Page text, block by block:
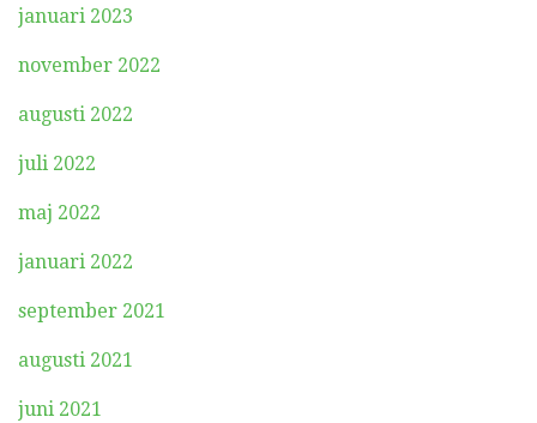
januari 2023
november 2022
augusti 2022
juli 2022
maj 2022
januari 2022
september 2021
augusti 2021
juni 2021